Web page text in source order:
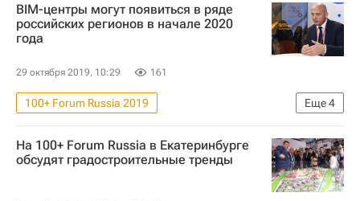
BIM-центры могут появиться в ряде
российских регионов в начале 2020
года
29 октября 2019, 10:29 161
Еще4
100+ Forum Russia 2019
Министерство строительства и жилищно-коммунального хозяйства РФ (Минстрой России)
Строительство
Дмитрий Волков (волейбол)
На 100+ Forum Russia в Екатеринбурге
обсудят градостроительные тренды